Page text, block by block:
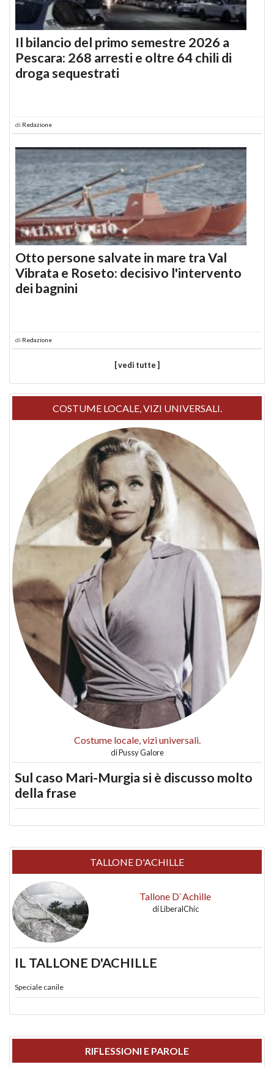
Il bilancio del primo semestre 2026 a
Pescara: 268 arresti e oltre 64 chili di
droga sequestrati
di Redazione
Otto persone salvate in mare tra Val
Vibrata e Roseto: decisivo l'intervento
dei bagnini
di Redazione
[ vedi tutte ]
COSTUME LOCALE, VIZI UNIVERSALI.
Costume locale, vizi universali.
diPussy Galore
Sul caso Mari-Murgia si è discusso molto
della frase
TALLONE D'ACHILLE
Tallone D`Achille
diLiberalChic
IL TALLONE D'ACHILLE
Speciale canile
RIFLESSIONI E PAROLE